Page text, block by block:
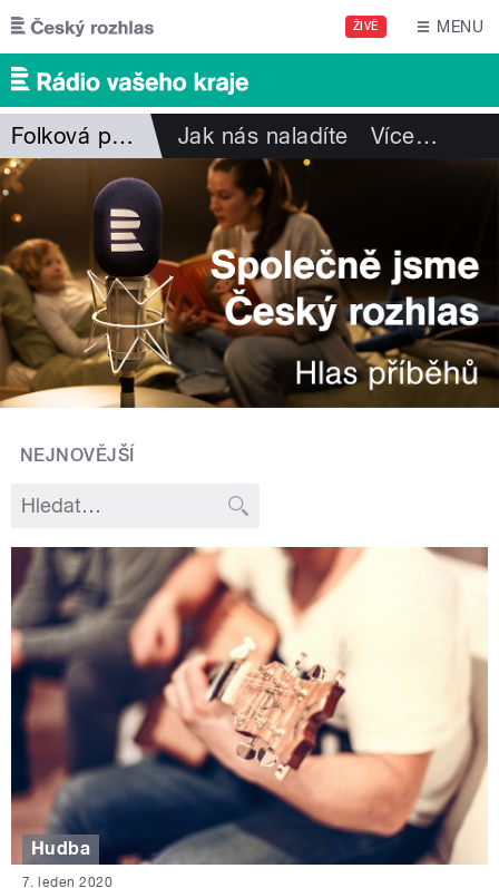
Přejít k hlavnímu obsahu
ŽIVĚ MENU
Folková pohlazení Jak nás naladíte Více…
NEJNOVĚJŠÍ
Hudba
7. leden 2020